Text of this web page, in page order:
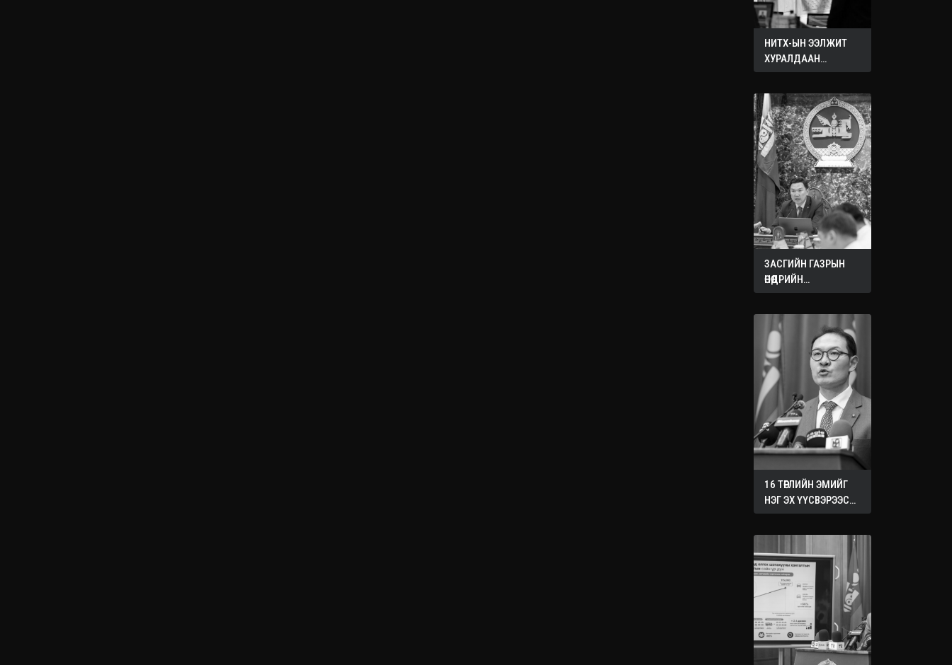
НИТХ-ЫН ЭЭЛЖИТ
ХУРАЛДААН
ЭХЭЛЛЭЭ
ЗАСГИЙН ГАЗРЫН
ӨНӨӨДРИЙН
ХУРАЛДААНААС
ШИЙДВЭРҮҮД
16 ТӨРЛИЙН ЭМИЙГ
НЭГ ЭХ ҮҮСВЭРЭЭС
ХУДАЛДАН АВАХ